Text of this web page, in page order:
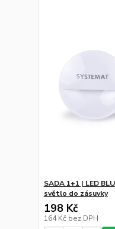
SADA 1+1 | LED
světlo do zásuvky
198 Kč
164 Kč bez DPH